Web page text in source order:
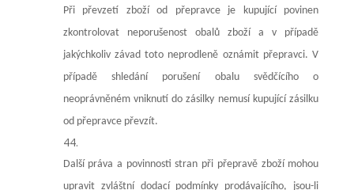
Při převzetí zboží od přepravce je kupující povinen
zkontrolovat neporušenost obalů zboží a v případě
jakýchkoliv závad toto neprodleně oznámit přepravci. V
případě shledání porušení obalu svědčícího o
neoprávněném vniknutí do zásilky nemusí kupující zásilku
od přepravce převzít.
Další práva a povinnosti stran při přepravě zboží mohou
upravit zvláštní dodací podmínky prodávajícího, jsou-li